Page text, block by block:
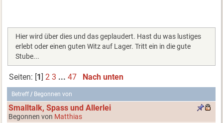
Hier wird über dies und das geplaudert. Hast du was lustiges
erlebt oder einen guten Witz auf Lager. Tritt ein in die gute
Stube...
Seiten: [1] 2 3 ... 47 Nach unten
Betreff/ Begonnen von
Smalltalk, Spass und Allerlei
Begonnen von Matthias